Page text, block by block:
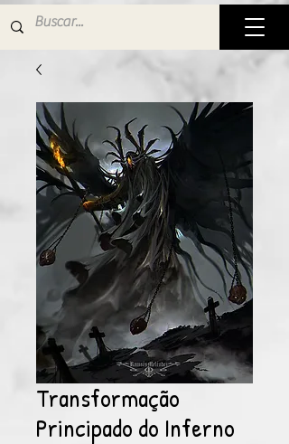
Transformação
Principado do Inferno